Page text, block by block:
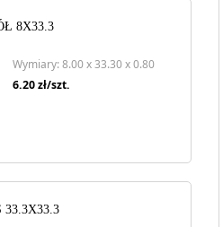
8X33.3
Wymiary: 8.00 x 33.30 x 0.80
6.20zł/szt.
33.3X33.3